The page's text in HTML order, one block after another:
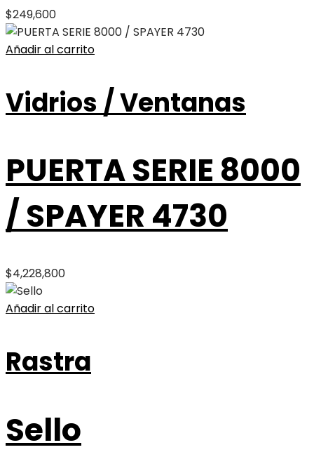
$249,600
Añadir al carrito
Vidrios / Ventanas
PUERTA SERIE 8000
/ SPAYER 4730
$4,228,800
Añadir al carrito
Rastra
Sello